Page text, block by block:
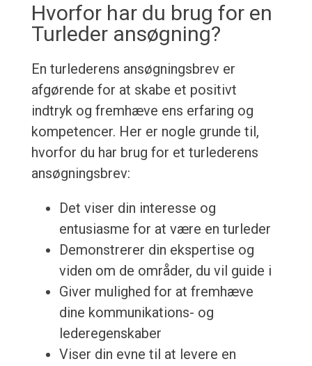
Hvorfor har du brug for en
Turleder ansøgning?
En turlederens ansøgningsbrev er
afgørende for at skabe et positivt
indtryk og fremhæve ens erfaring og
kompetencer. Her er nogle grunde til,
hvorfor du har brug for et turlederens
ansøgningsbrev:
Det viser din interesse og
entusiasme for at være en turleder
Demonstrerer din ekspertise og
viden om de områder, du vil guide i
Giver mulighed for at fremhæve
dine kommunikations- og
lederegenskaber
Viser din evne til at levere en